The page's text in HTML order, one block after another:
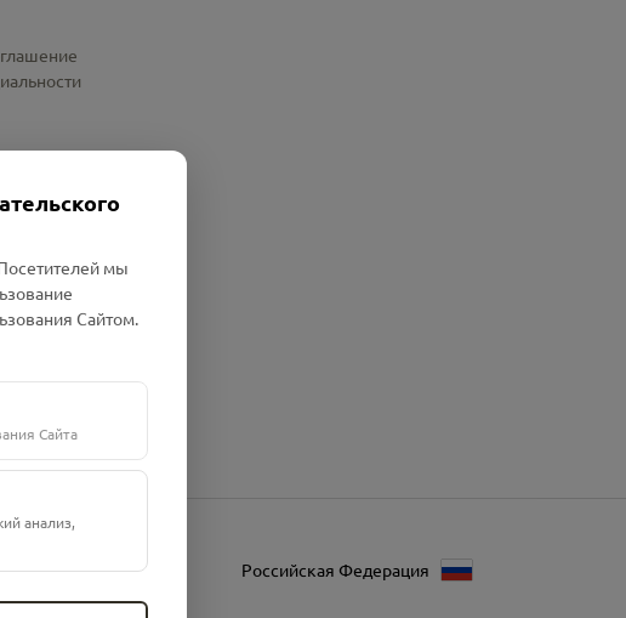
Российская Федерация
мы
Сайтом.
Сайта
анализ,